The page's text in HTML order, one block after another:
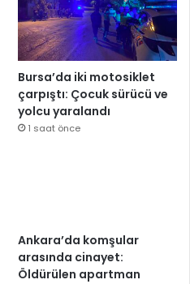
Bursa’da iki motosiklet
çarpıştı: Çocuk sürücü ve
yolcu yaralandı
1 saat önce
Ankara’da komşular
arasında cinayet:
Öldürülen apartman